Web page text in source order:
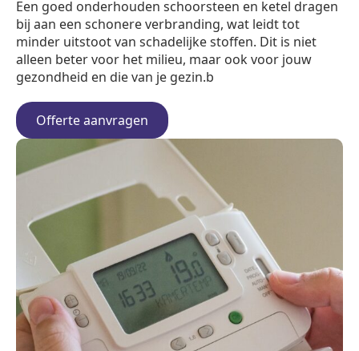
Een goed onderhouden schoorsteen en ketel dragen
bij aan een schonere verbranding, wat leidt tot
minder uitstoot van schadelijke stoffen. Dit is niet
alleen beter voor het milieu, maar ook voor jouw
gezondheid en die van je gezin.b
Offerte aanvragen